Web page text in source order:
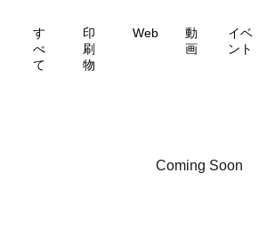
す
べ
て
印
刷
物
Web
動
画
イベ
ント
Coming Soon